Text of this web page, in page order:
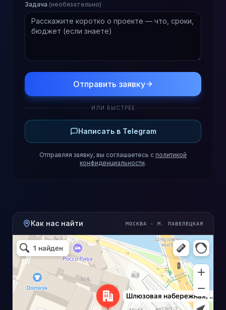
Задача (необязательно)
Отправить заявку
ИЛИ БЫСТРЕЕ
Написать в Telegram
Отправляя заявку, вы соглашаетесь с политикой
конфиденциальности.
Как нас найти МОСКВА · М. ПАВЕЛЕЦКАЯ